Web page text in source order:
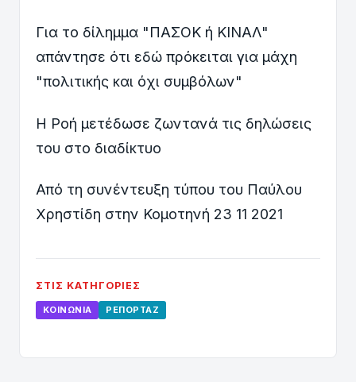
Για το δίλημμα "ΠΑΣΟΚ ή ΚΙΝΑΛ"
απάντησε ότι εδώ πρόκειται για μάχη
"πολιτικής και όχι συμβόλων"
Η Ροή μετέδωσε ζωντανά τις δηλώσεις
του στο διαδίκτυο
Από τη συνέντευξη τύπου του Παύλου
Χρηστίδη στην Κομοτηνή 23 11 2021
ΣΤΙΣ ΚΑΤΗΓΟΡΊΕΣ
ΚΟΙΝΩΝΊΑ ΡΕΠΟΡΤΆΖ